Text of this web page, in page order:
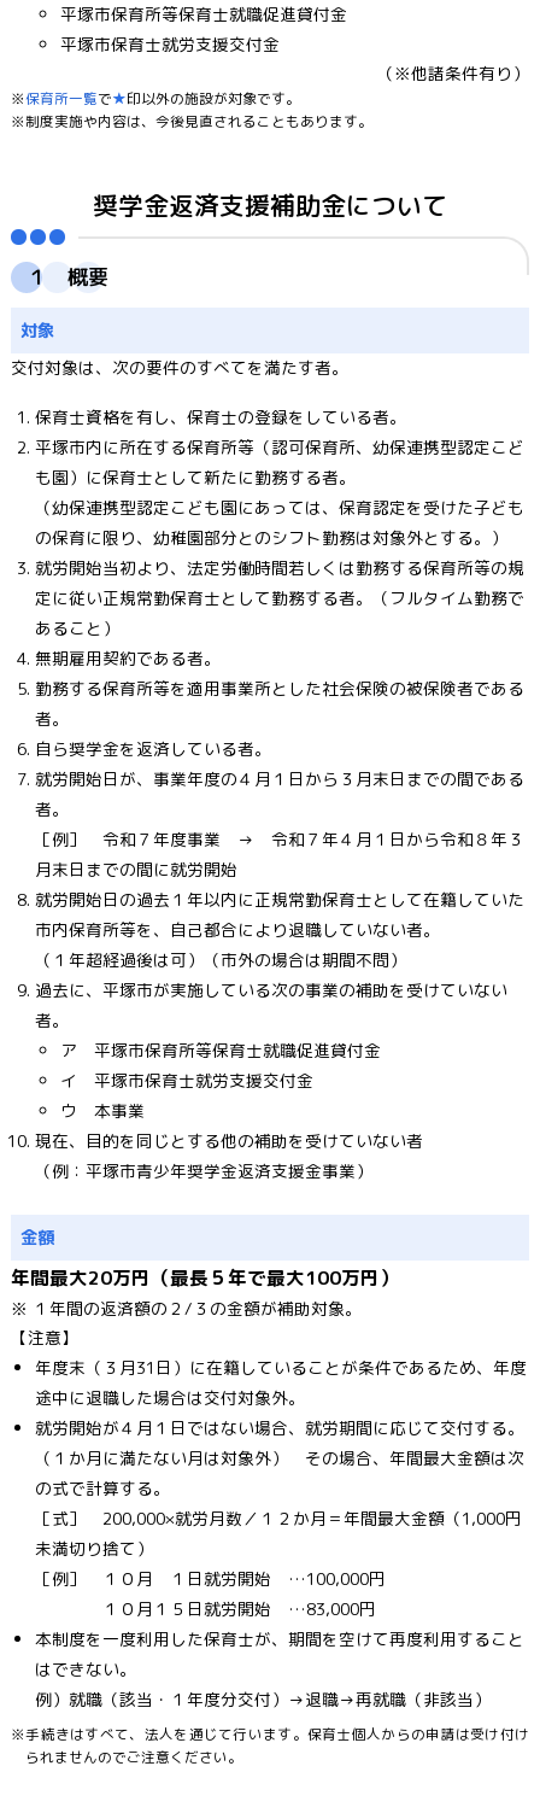
平塚市保育所等保育士就職促進貸付金
平塚市保育士就労支援交付金
（※他諸条件有り）
※保育所一覧で★印以外の施設が対象です。
※制度実施や内容は、今後見直されることもあります。
奨学金返済支援補助金について
１ 概要
対象
交付対象は、次の要件のすべてを満たす者。
保育士資格を有し、保育士の登録をしている者。
平塚市内に所在する保育所等（認可保育所、幼保連携型認定こど
も園）に保育士として新たに勤務する者。
（幼保連携型認定こども園にあっては、保育認定を受けた子ども
の保育に限り、幼稚園部分とのシフト勤務は対象外とする。）
就労開始当初より、法定労働時間若しくは勤務する保育所等の規
定に従い正規常勤保育士として勤務する者。（フルタイム勤務で
あること）
無期雇用契約である者。
勤務する保育所等を適用事業所とした社会保険の被保険者である
者。
自ら奨学金を返済している者。
就労開始日が、事業年度の４月１日から３月末日までの間である
者。
［例］ 令和７年度事業 → 令和７年４月１日から令和８年３
月末日までの間に就労開始
就労開始日の過去１年以内に正規常勤保育士として在籍していた
市内保育所等を、自己都合により退職していない者。
（１年超経過後は可）（市外の場合は期間不問）
過去に、平塚市が実施している次の事業の補助を受けていない
者。
ア 平塚市保育所等保育士就職促進貸付金
イ 平塚市保育士就労支援交付金
ウ 本事業
現在、目的を同じとする他の補助を受けていない者
（例：平塚市青少年奨学金返済支援金事業）
金額
年間最大20万円（最長５年で最大100万円）
※ １年間の返済額の２/３の金額が補助対象。
【注意】
年度末（３月31日）に在籍していることが条件であるため、年度
途中に退職した場合は交付対象外。
就労開始が４月１日ではない場合、就労期間に応じて交付する。
（１か月に満たない月は対象外） その場合、年間最大金額は次
の式で計算する。
［式］ 200,000×就労月数／１２か月＝年間最大金額（1,000円
未満切り捨て）
［例］ １０月 １日就労開始 …100,000円
１０月１５日就労開始 …83,000円
本制度を一度利用した保育士が、期間を空けて再度利用すること
はできない。
例）就職（該当・１年度分交付）→退職→再就職（非該当）
※手続きはすべて、法人を通じて行います。保育士個人からの申請は受け付け
られませんのでご注意ください。